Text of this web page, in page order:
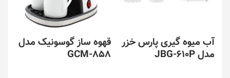
آب میوه گیری پارس خزر
مدل JBG-610P
قهوه ساز گوسونیک مدل
GCM-858